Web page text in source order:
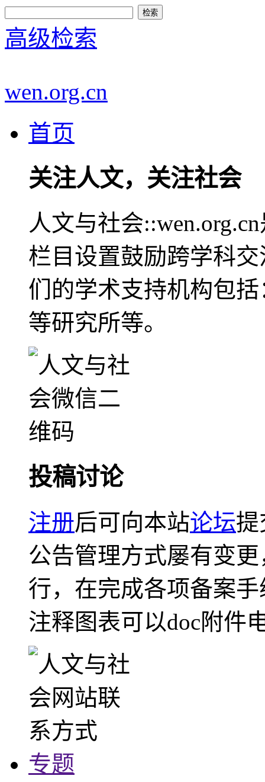
高级检索
wen.org.cn
首页
关注人文，关注社会
人文与社会
栏目设置鼓励跨学科
们的学术支持机构包
等研究所等。
投稿讨论
注册后可向本站论坛提
公告管理方式屡有变
行，在完成各项备案
注释图表可以doc附件
专题